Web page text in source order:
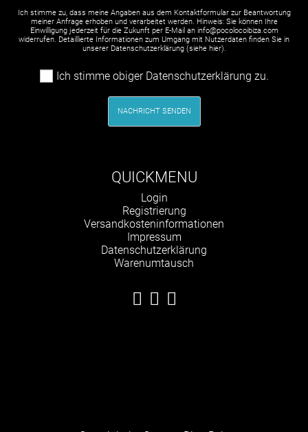
Ich stimme zu, dass meine Angaben aus dem Kontaktformular zur Beantwortung
meiner Anfrage erhoben und verarbeitet werden. Hinweis: Sie können Ihre
Einwilligung jederzeit für die Zukunft per E-Mail an info@pocolocoibiza.com
widerrufen. Detaillierte Informationen zum Umgang mit Nutzerdaten finden Sie in
unserer Datenschutzerklärung (siehe hier).
Ich stimme obiger Datenschutzerklärung zu.
NACHRICHT SENDEN
QUICKMENU
Navigation
überspringen
Login
Registrierung
Versandkosteninformationen
Impressum
Datenschutzerklärung
Warenumtausch